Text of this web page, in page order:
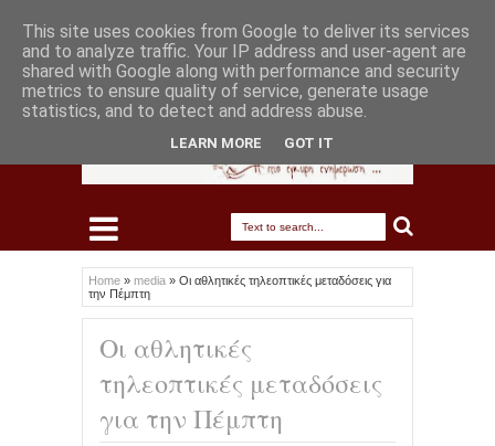
Home » media » Οι αθλητικές τηλεοπτικές μεταδόσεις για
την Πέμπτη
Οι αθλητικές
τηλεοπτικές μεταδόσεις
για την Πέμπτη
This site uses cookies from Google to deliver its services
and to analyze traffic. Your IP address and user-agent are
shared with Google along with performance and security
metrics to ensure quality of service, generate usage
statistics, and to detect and address abuse.
LEARN MORE GOT IT